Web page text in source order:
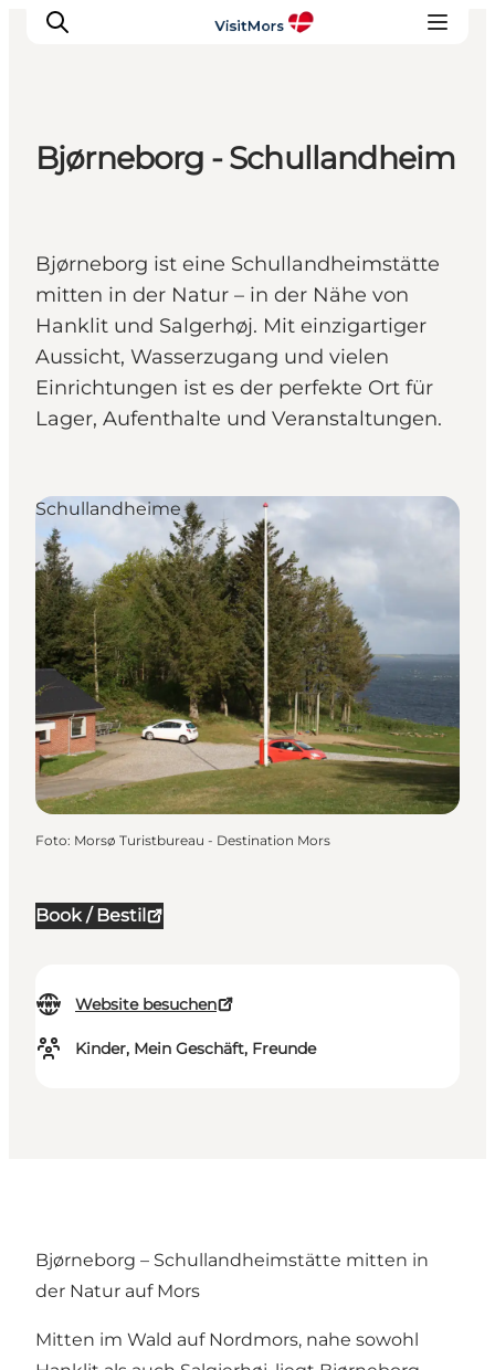
Infos über Mors
Unterkunft
Pauschalreisen / Urlaub
Planen Sie Ihre Reise
Bjørneborg - Schullandheim
Bjørneborg ist eine Schullandheimstätte
mitten in der Natur – in der Nähe von
Hanklit und Salgerhøj. Mit einzigartiger
Aussicht, Wasserzugang und vielen
Einrichtungen ist es der perfekte Ort für
Lager, Aufenthalte und Veranstaltungen.
Book / Bestil
Website besuchen
Kinder, Mein Geschäft, Freunde
Schullandheime
Foto: Morsø Turistbureau - Destination Mors
Bjørneborg – Schullandheimstätte mitten in
der Natur auf Mors
Mitten im Wald auf Nordmors, nahe sowohl